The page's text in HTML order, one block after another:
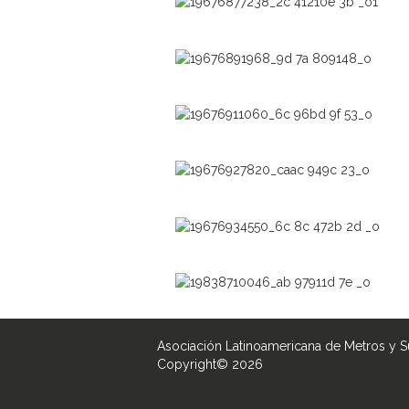
Asociación Latinoamericana de Metros y
Copyright© 2026